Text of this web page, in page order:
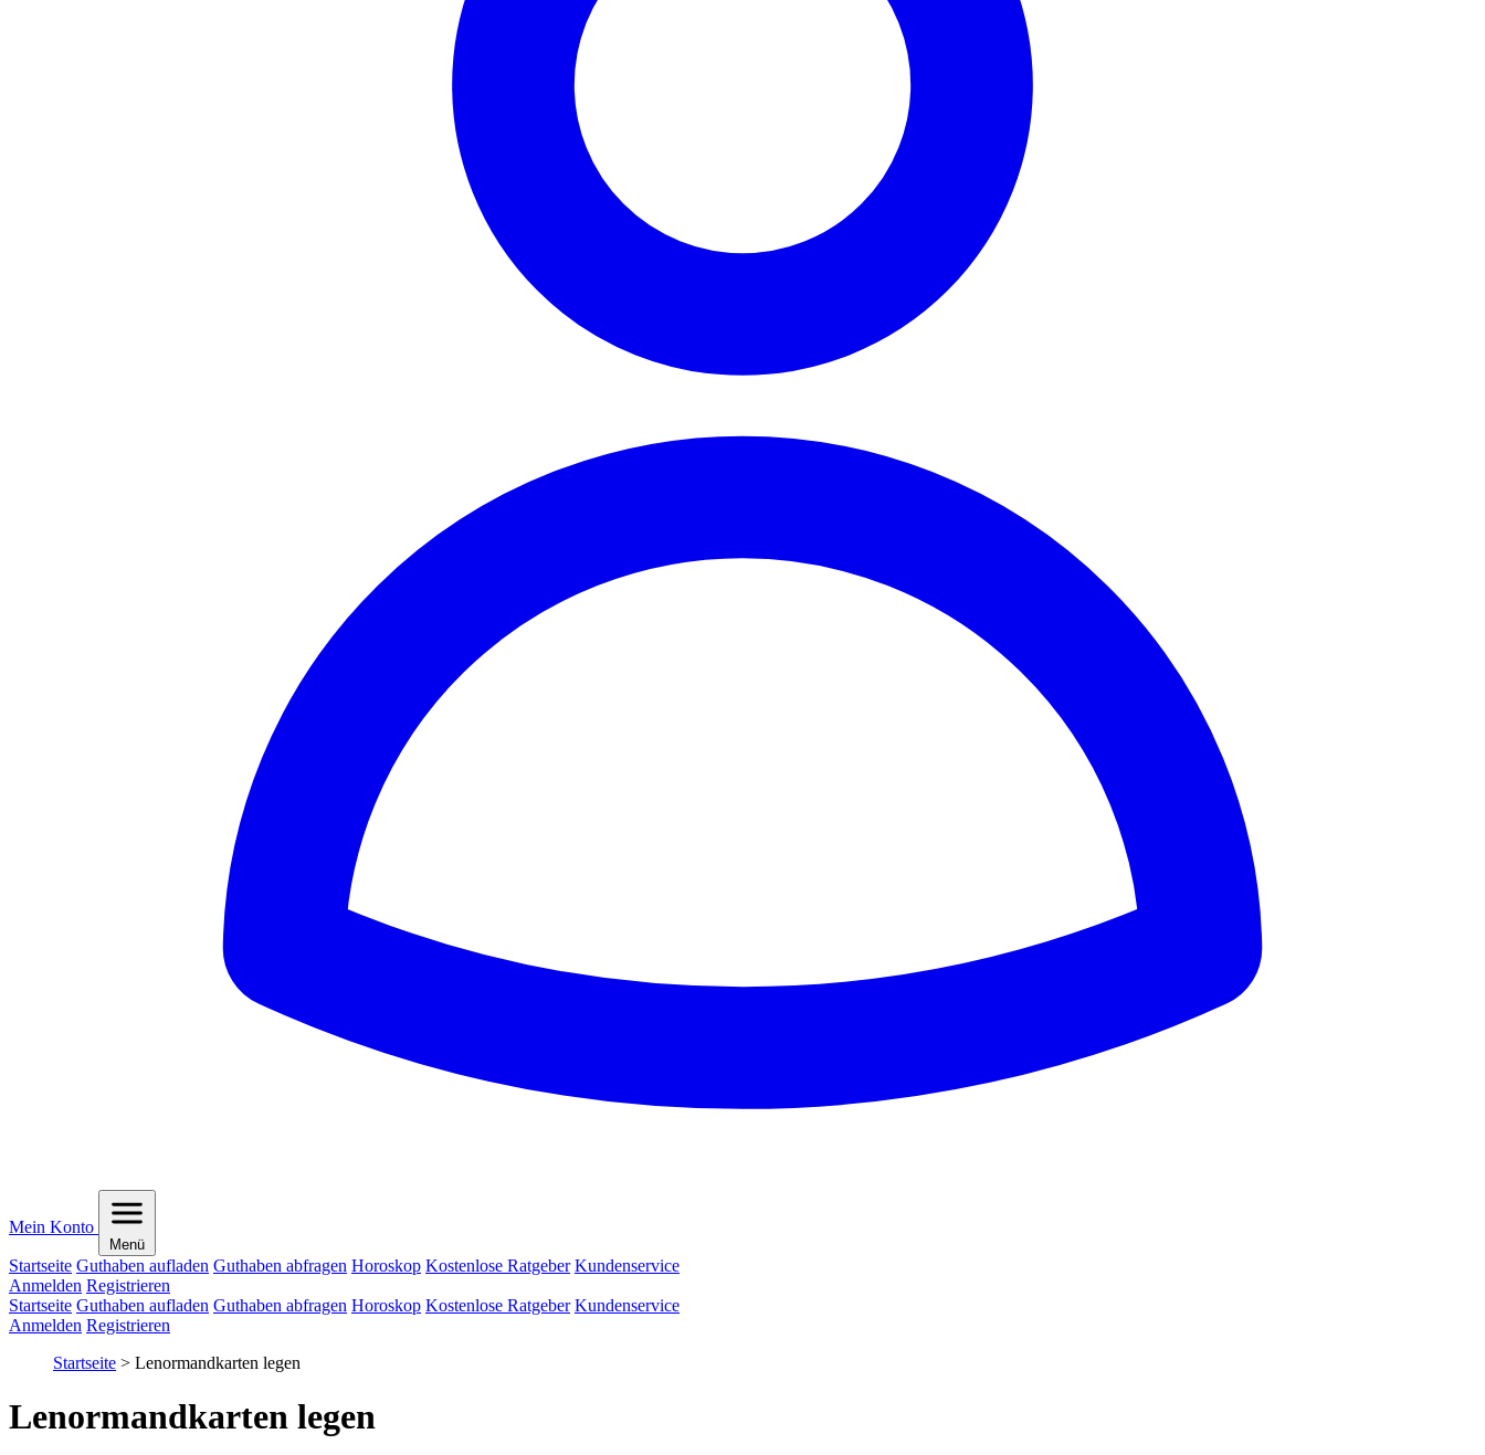
Mein Konto
Menü
Startseite Guthaben aufladen Guthaben abfragen Horoskop Kostenlose Ratgeber Kundenservice
Anmelden Registrieren
Startseite Guthaben aufladen Guthaben abfragen Horoskop Kostenlose Ratgeber Kundenservice
Anmelden Registrieren
Startseite > Lenormandkarten legen
Lenormandkarten legen